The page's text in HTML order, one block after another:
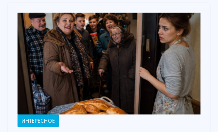
ИНТЕРЕСНОЕ